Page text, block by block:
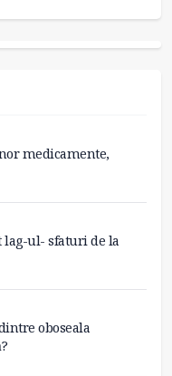
medicamente,
lag-ul- sfaturi de la
oboseala